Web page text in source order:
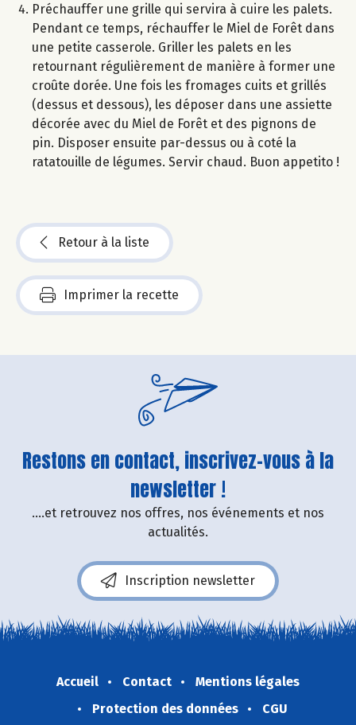
Préchauffer une grille qui servira à cuire les palets.
Pendant ce temps, réchauffer le Miel de Forêt dans
une petite casserole. Griller les palets en les
retournant régulièrement de manière à former une
croûte dorée. Une fois les fromages cuits et grillés
(dessus et dessous), les déposer dans une assiette
décorée avec du Miel de Forêt et des pignons de
pin. Disposer ensuite par-dessus ou à coté la
ratatouille de légumes. Servir chaud. Buon appetito !
Retour à la liste
Imprimer la recette
Restons en contact, inscrivez-vous à la
newsletter !
....et retrouvez nos offres, nos événements et nos
actualités.
Inscription newsletter
Accueil Contact
Mentions légales
Protection des données
CGU